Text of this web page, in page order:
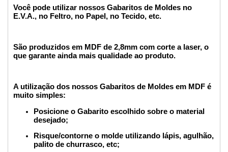
Você pode utilizar nossos Gabaritos de Moldes no
E.V.A., no Feltro, no Papel, no Tecido, etc.
São produzidos em MDF de 2,8mm com corte a laser, o
que garante ainda mais qualidade ao produto.
A utilização dos nossos Gabaritos de Moldes em MDF é
muito simples:
Posicione o Gabarito escolhido sobre o material
desejado;
Risque/contorne o molde utilizando lápis, agulhão,
palito de churrasco, etc;